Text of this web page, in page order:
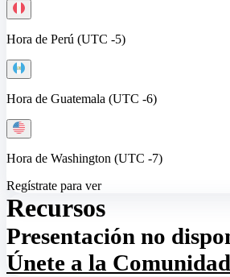
Hora de Perú (UTC -5)
Hora de Guatemala (UTC -6)
Hora de Washington (UTC -7)
Regístrate para ver
Recursos
Presentación no
Únete a la